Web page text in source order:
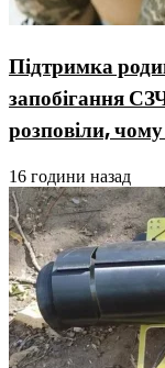
Підтримка
запобігання
розповіли,
16 години назад